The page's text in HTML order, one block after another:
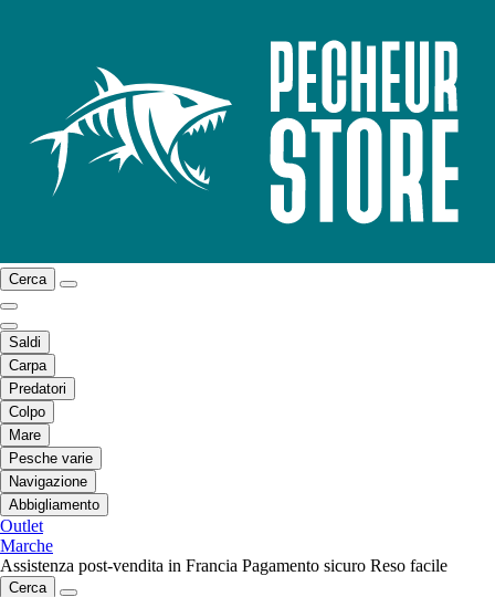
Cerca
Saldi
Carpa
Predatori
Colpo
Mare
Pesche varie
Navigazione
Abbigliamento
Outlet
Marche
Assistenza post-vendita in Francia Pagamento sicuro Reso facile
Cerca